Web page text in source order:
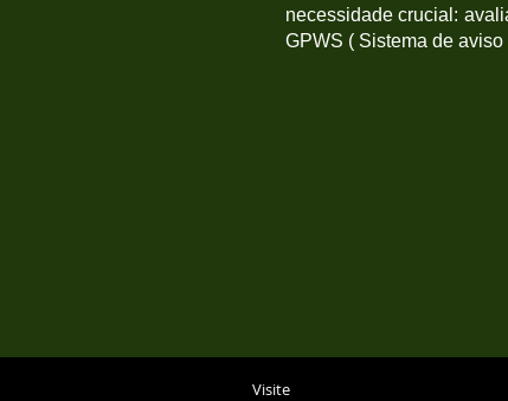
necessidade crucial:
GPWS ( Sistema de
Visite